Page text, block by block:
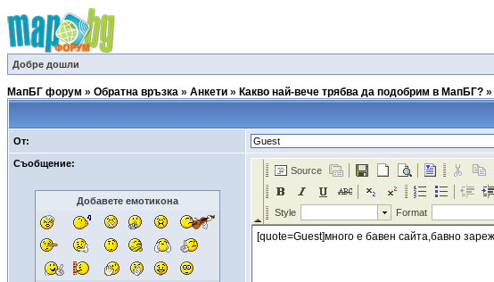
Добре дошли
МапБГ форум » Обратна връзка » Анкети » Какво най-вече трябва да подобрим в МапБГ? »
От:
Съобщение:
Добавете емотикона